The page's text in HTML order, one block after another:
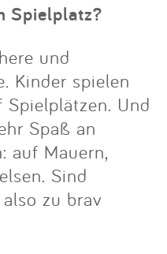
Spielplatz?
und
Kinder spielen
Und
Spaß an
auf Mauern,
Sind
zu brav